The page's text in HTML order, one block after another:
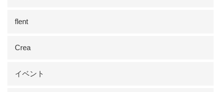
flent
Crea
イベント